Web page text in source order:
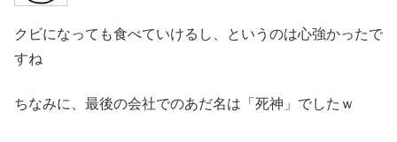
クビになっても食べていけるし、というのは心強かったで
すね
ちなみに、最後の会社でのあだ名は「死神」でしたｗ